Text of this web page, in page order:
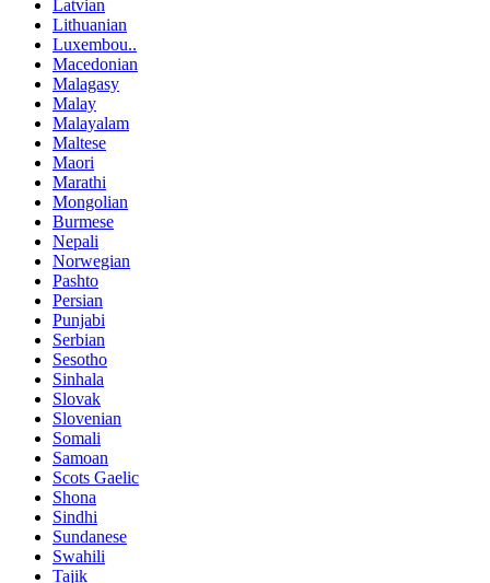
Latvian
Lithuanian
Luxembou..
Macedonian
Malagasy
Malay
Malayalam
Maltese
Maori
Marathi
Mongolian
Burmese
Nepali
Norwegian
Pashto
Persian
Punjabi
Serbian
Sesotho
Sinhala
Slovak
Slovenian
Somali
Samoan
Scots Gaelic
Shona
Sindhi
Sundanese
Swahili
Tajik